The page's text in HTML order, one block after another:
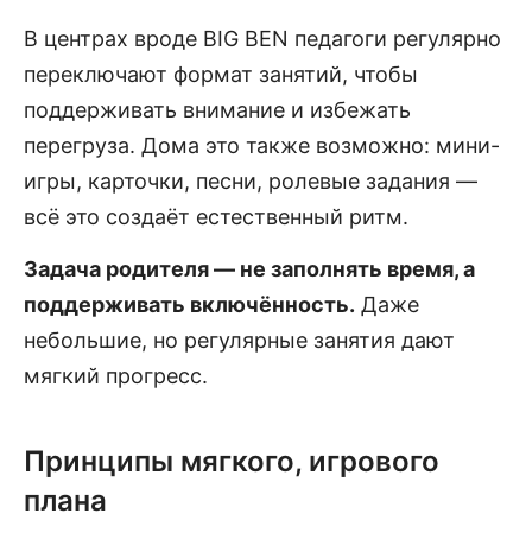
В центрах вроде BIG BEN педагоги регулярно
переключают формат занятий, чтобы
поддерживать внимание и избежать
перегруза. Дома это также возможно: мини-
игры, карточки, песни, ролевые задания —
всё это создаёт естественный ритм.
Задача родителя — не заполнять время, а
поддерживать включённость. Даже
небольшие, но регулярные занятия дают
мягкий прогресс.
Принципы мягкого, игрового
плана